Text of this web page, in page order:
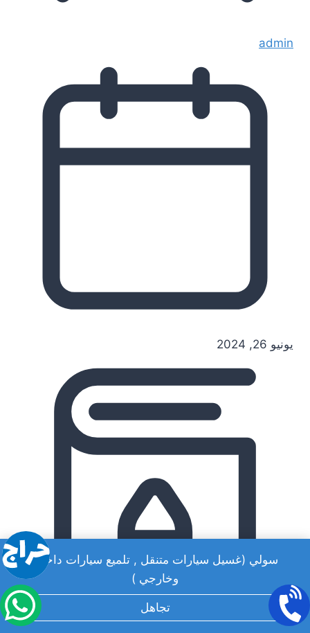
سولي (غسيل سيارات متنقل , تلميع سيارات داخلي
وخارجي )
تجاهل
admin
يونيو 26, 2024